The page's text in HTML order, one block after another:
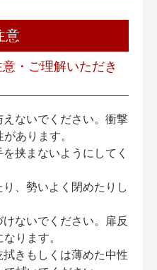
意
・ご理解いただき
ないでください。衝撃
あります。
挟まないようにしてく
、勢いよく閉めたりし
ないでください。扉反
ります。
きもしくは薄めた中性